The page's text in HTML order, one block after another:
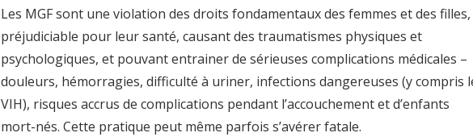
Les MGF sont une violation des droits fondamentaux des femmes et des filles,
préjudiciable pour leur santé, causant des traumatismes physiques et
psychologiques, et pouvant entrainer de sérieuses complications médicales –
douleurs, hémorragies, difficulté à uriner, infections dangereuses (y compris
VIH), risques accrus de complications pendant l’accouchement et d’enfants
mort-nés. Cette pratique peut même parfois s’avérer fatale.